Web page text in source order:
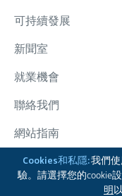
Cookies和私隱:我們使
驗。請選擇您的cookie
明
可持續發展
新聞室
就業機會
聯絡我們
網站指南
太古集團